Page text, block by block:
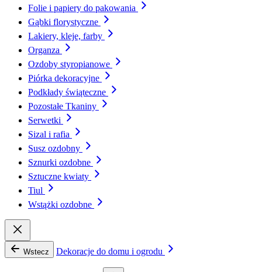
Folie i papiery do pakowania
Gąbki florystyczne
Lakiery, kleje, farby
Organza
Ozdoby styropianowe
Piórka dekoracyjne
Podkłady świąteczne
Pozostałe Tkaniny
Serwetki
Sizal i rafia
Susz ozdobny
Sznurki ozdobne
Sztuczne kwiaty
Tiul
Wstążki ozdobne
Wstecz Dekoracje do domu i ogrodu